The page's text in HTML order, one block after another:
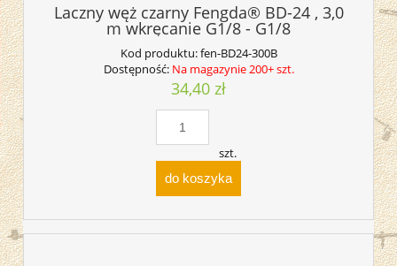
Laczny węż czarny Fengda® BD-24 , 3,0
m wkręcanie G1/8 - G1/8
Kod produktu:fen-BD24-300B
Dostępność: Na magazynie 200+ szt.
34,40 zł
szt.
do koszyka